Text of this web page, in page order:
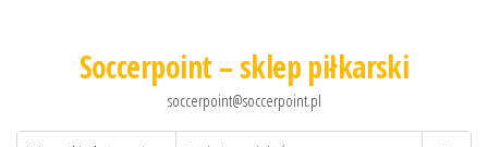
Soccerpoint – sklep piłkarski
soccerpoint@soccerpoint.pl